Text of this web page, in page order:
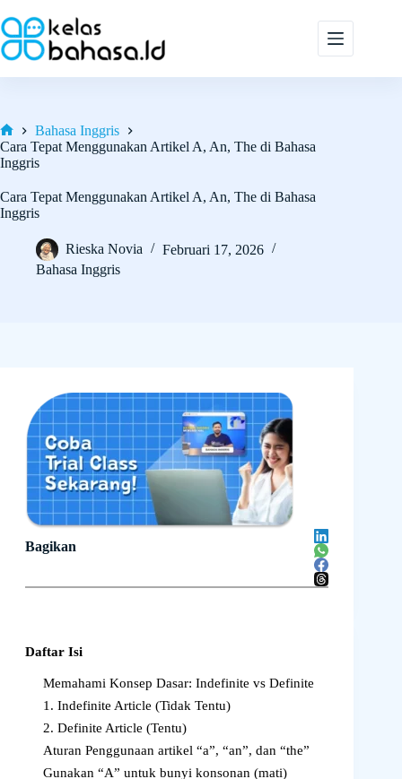
to
content
Home
Bahasa Inggris
Cara Tepat Menggunakan Artikel A, An, The di Bahasa
Inggris
Cara Tepat Menggunakan Artikel A, An, The di Bahasa
Inggris
Rieska Novia
Februari 17, 2026
Bahasa Inggris
Bagikan
Daftar Isi
Memahami Konsep Dasar: Indefinite vs Definite
1. Indefinite Article (Tidak Tentu)
2. Definite Article (Tentu)
Aturan Penggunaan artikel “a”, “an”, dan “the”
Gunakan “A” untuk bunyi konsonan (mati)